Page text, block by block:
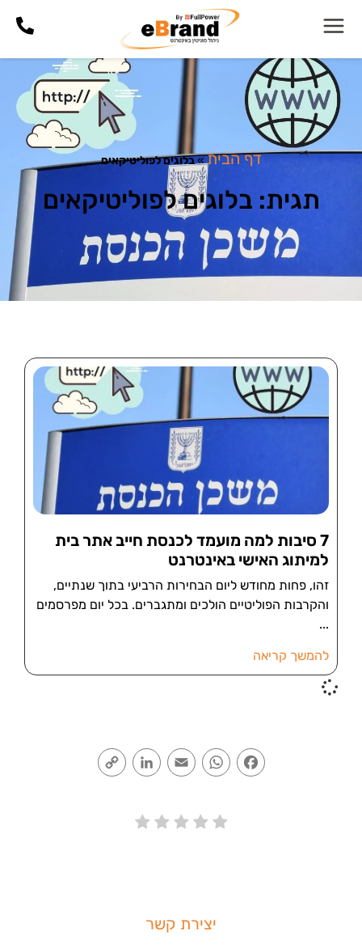
דף הבית»בלוגים לפוליטיקאים
תגית: בלוגים לפוליטיקאים
7 סיבות למה מועמד לכנסת חייב אתר בית
למיתוג האישי באינטרנט
זהו, פחות מחודש ליום הבחירות הרביעי בתוך שנתיים,
והקרבות הפוליטיים הולכים ומתגברים. בכל יום מפרסמים
להמשך קריאה
Facebook
WhatsApp
Email
LinkedIn
יצירת קשר